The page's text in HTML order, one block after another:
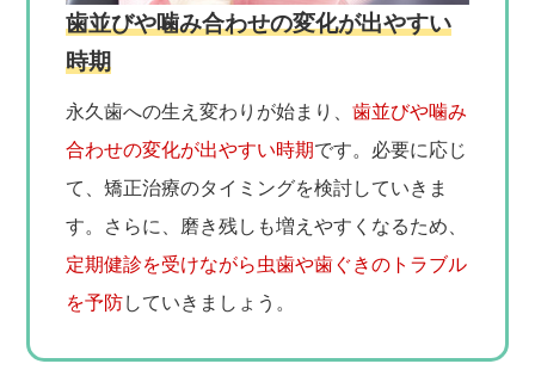
歯並びや噛み合わせの変化が出やすい
時期
永久歯への生え変わりが始まり、歯並びや噛み
合わせの変化が出やすい時期です。必要に応じ
て、矯正治療のタイミングを検討していきま
す。さらに、磨き残しも増えやすくなるため、
定期健診を受けながら虫歯や歯ぐきのトラブル
を予防していきましょう。